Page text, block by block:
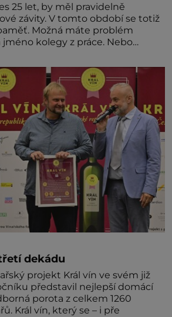
25 let, by měl pravidelně
závity. V tomto období se totiž
Možná máte problém
kolegy z práce. Nebo
to opravdu tak, s věkem jako
stávkovat. Cvičte
dekádu
projekt Král vín ve svém již
představil nejlepší domácí
porota z celkem 1260
vzorků od 157 vinařů. Král vín, který se – i pře